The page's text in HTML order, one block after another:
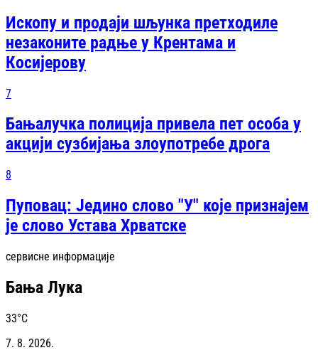
Ископу и продаји шљунка претходиле
незаконите радње у Крентама и
Косијерову
7
Бањалучка полиција привела пет особа у
акцији сузбијања злоупотребе дрога
8
Пуповац: Једино слово "У" које признајем
је слово Устава Хрватске
сервисне информације
Бања Лука
33°C
7. 8. 2026.